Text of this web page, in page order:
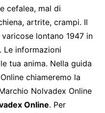
cefalea, mal di
artrite, crampi. Il
lontano 1947 in
Le informazioni
tua anima. Nella guida
chiameremo la
Nolvadex Online
Online. Per